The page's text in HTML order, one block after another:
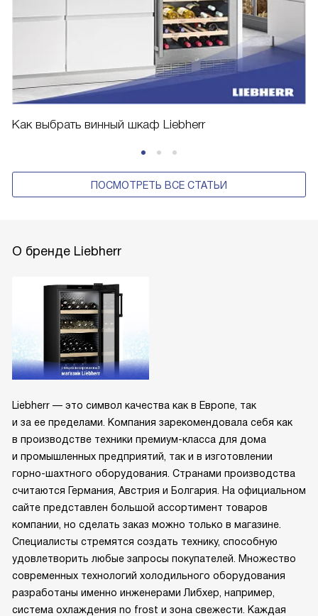
Как выбрать винный шкаф Liebherr
ПОСМОТРЕТЬ ВСЕ СТАТЬИ
О бренде Liebherr
Liebherr — это символ качества как в Европе, так
и за ее пределами. Компания зарекомендовала себя как
в производстве техники премиум-класса для дома
и промышленных предприятий, так и в изготовлении
горно-шахтного оборудования. Странами производства
считаются Германия, Австрия и Болгария. На официальном
сайте представлен большой ассортимент товаров
компании, но сделать заказ можно только в магазине.
Специалисты стремятся создать технику, способную
удовлетворить любые запросы покупателей. Множество
современных технологий холодильного оборудования
разработаны именно инженерами Либхер, например,
система охлаждения no frost и зона свежести. Каждая